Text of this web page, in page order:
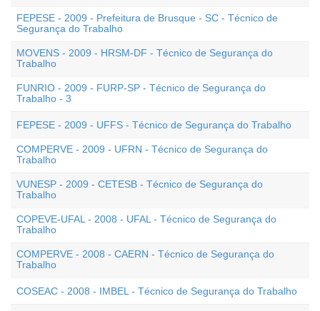
FEPESE - 2009 - Prefeitura de Brusque - SC - Técnico de
Segurança do Trabalho
MOVENS - 2009 - HRSM-DF - Técnico de Segurança do
Trabalho
FUNRIO - 2009 - FURP-SP - Técnico de Segurança do
Trabalho - 3
FEPESE - 2009 - UFFS - Técnico de Segurança do Trabalho
COMPERVE - 2009 - UFRN - Técnico de Segurança do
Trabalho
VUNESP - 2009 - CETESB - Técnico de Segurança do
Trabalho
COPEVE-UFAL - 2008 - UFAL - Técnico de Segurança do
Trabalho
COMPERVE - 2008 - CAERN - Técnico de Segurança do
Trabalho
COSEAC - 2008 - IMBEL - Técnico de Segurança do Trabalho